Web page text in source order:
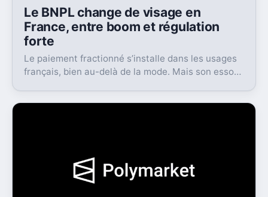
Le BNPL change de visage en
France, entre boom et régulation
forte
Le paiement fractionné s’installe dans les usages
français, bien au-delà de la mode. Mais son essor